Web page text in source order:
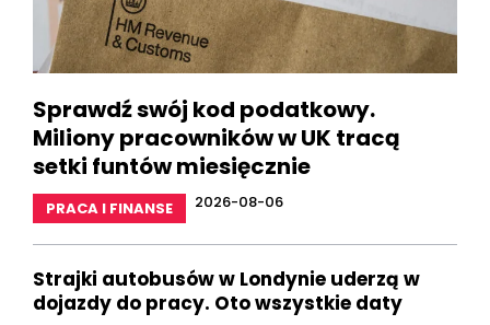
Sprawdź swój kod podatkowy.
Miliony pracowników w UK tracą
setki funtów miesięcznie
PRACA I FINANSE 2026-08-06
Strajki autobusów w Londynie uderzą w
dojazdy do pracy. Oto wszystkie daty